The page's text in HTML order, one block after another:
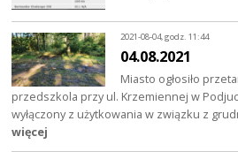
2021-08-04, godz. 11:44
04.08.2021
Miasto ogłosiło
przedszkola przy ul. Krzemiennej w
wyłączony z użytkowania w związku z
więcej